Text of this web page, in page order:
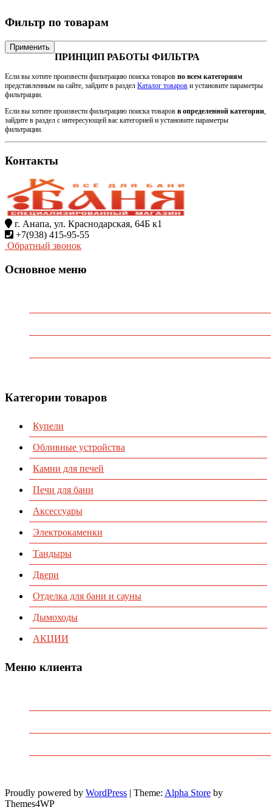
Фильтр по товарам
Применить
ПРИНЦИП РАБОТЫ ФИЛЬТРА
Если вы хотите произвести фильтрацию поиска товаров по всем категориям
представленным на сайте, зайдите в раздел Каталог товаров и установите параметры
фильтрации.
Если вы хотите произвести фильтрацию поиска товаров в определенной категории,
зайдите в раздел с интересующей вас категорией и установите параметры
фильтрации.
Контакты
г. Анапа, ул. Краснодарская, 64Б к1
+7(938) 415-95-55
Обратный звонок
Основное меню
Категории товаров
Купели
Обливные устройства
Камни для печей
Печи для бани
Аксессуары
Электрокаменки
Тандыры
Двери
Отделка для бани и сауны
Дымоходы
АКЦИИ
Меню клиента
Proudly powered by WordPress | Theme: Alpha Store by
Themes4WP